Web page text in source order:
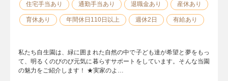
住宅手当あり 通勤手当あり 退職金あり 産休あり
育休あり 年間休日110日以上 週休2日 有給あり
私たち自生園は、緑に囲まれた自然の中で子ども達が希望と夢をもっ
て、明るくのびのび元気に暮らすサポートをしています。そんな当園
の魅力をご紹介します！ ★実家のよ…